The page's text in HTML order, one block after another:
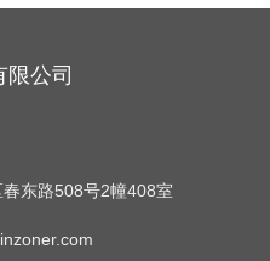
公司
东路508号2幢408室